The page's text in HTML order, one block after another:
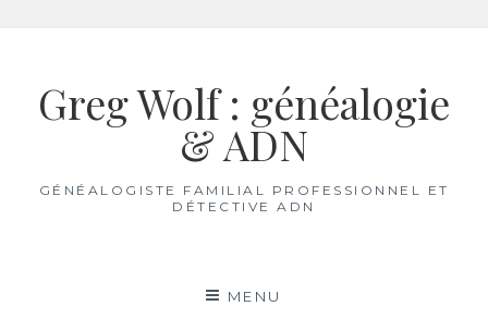
contenuGreg Wolf : généalogie
& ADN
GÉNÉALOGISTE FAMILIAL PROFESSIONNEL ET
DÉTECTIVE ADN
MENU